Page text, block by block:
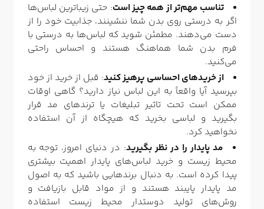
تناسب مهم‌تر از همه چیز است: حتی زیباترین لباس‌ها
اگر به درستی روی بدن شما ننشینند، جذابیت خود را از
دست می‌دهند. مطمئن شوید که لباس‌ها به درستی با
فرم بدن شما هماهنگ هستند و احساس راحتی
می‌کنید.
از خرید‌های احساسی پرهیز کنید: قبل از خرید از خود
بپرسید آیا واقعاً به این لباس نیاز دارید؟ گاهی اوقات
ممکن است تحت تاثیر تبلیغات یا ترندهای مد قرار
بگیرید و لباسی بخرید که هیچگاه از آن استفاده
نخواهید کرد.
مد پایدار را در نظر بگیرید: در دنیای امروز، توجه به
محیط زیست و خرید لباس‌های پایدار اهمیت بیشتری
پیدا کرده است. به دنبال برندهایی باشید که به اصول
مد پایدار پایبند هستند و از مواد قابل بازیافت و
روش‌های تولید دوستدار محیط زیست استفاده